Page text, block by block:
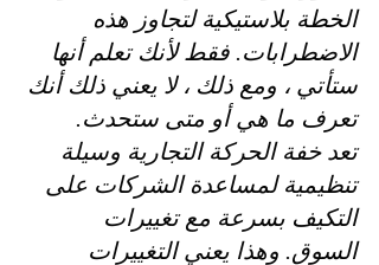
الخطة بلاستيكية لتجاوز هذه
الاضطرابات. فقط لأنك تعلم أنها
ستأتي ، ومع ذلك ، لا يعني ذلك أنك
تعرف ما هي أو متى ستحدث.
تعد خفة الحركة التجارية وسيلة
تنظيمية لمساعدة الشركات على
التكيف بسرعة مع تغييرات
السوق. وهذا يعني التغييرات